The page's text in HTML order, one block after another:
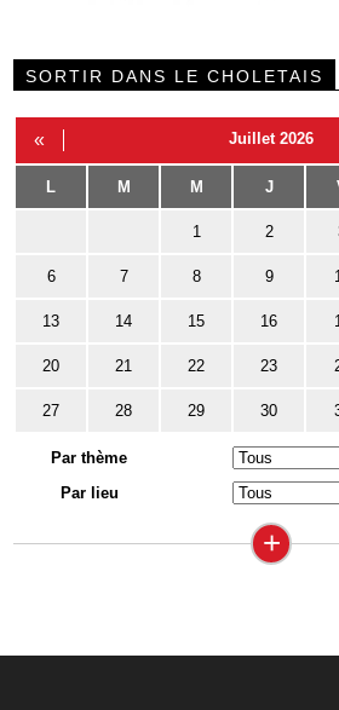
SORTIR DANS LE CHOLETAIS
« Juillet 2026
L M M J
1 2
6 7 8 9
13 14 15 16
20 21 22 23
27 28 29 30
Par thème
Par lieu
+